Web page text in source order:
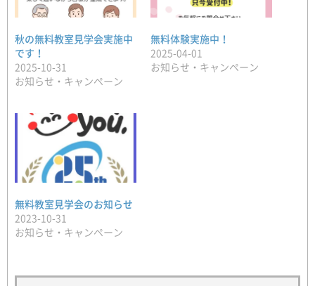
秋の無料教室見学会実施中
です！
2025-10-31
お知らせ・キャンペーン
無料体験実施中！
2025-04-01
お知らせ・キャンペーン
無料教室見学会のお知らせ
2023-10-31
お知らせ・キャンペーン